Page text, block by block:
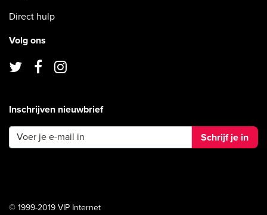
Direct hulp
Volg ons
Inschrijven nieuwbrief
Schrijf je in
© 1999-2019 VIP Internet